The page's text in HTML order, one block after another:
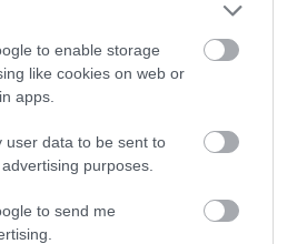
to enable storage
like cookies on web or
apps.
user data to be sent to
purposes.
to send me